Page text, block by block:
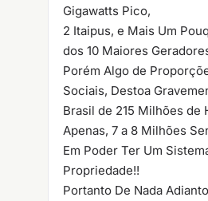
Gigawatts Pico,
2 Itaipus, e Mais Um
dos 10 Maiores
Porém Algo de
Sociais, Destoa
Brasil de 215 Milhões de
Apenas, 7 a 8 Milhões
Em Poder Ter Um
Propriedade!!
Portanto De Nada